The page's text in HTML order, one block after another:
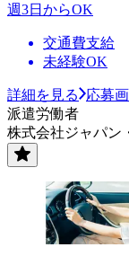
週3日からOK
交通費支給
未経験OK
詳細を見る
応募
派遣労働者
株式会社ジャパン